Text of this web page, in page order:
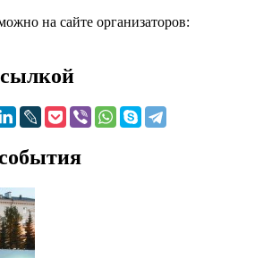
на сайте организаторов: